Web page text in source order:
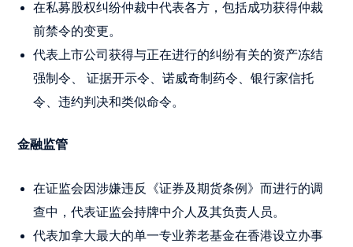
在私募股权纠纷仲裁中代表各方，包括成功获得仲裁
前禁令的变更。
代表上市公司获得与正在进行的纠纷有关的资产冻结
强制令、 证据开示令、诺威奇制药令、银行家信托
令、违约判决和类似命令。
金融监管
在证监会因涉嫌违反《证券及期货条例》而进行的调
查中，代表证监会持牌中介人及其负责人员。
代表加拿大最大的单一专业养老基金在香港设立办事